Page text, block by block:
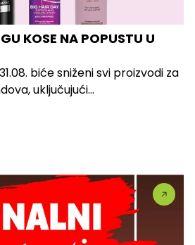
KOSE NA POPUSTU U
biće sniženi svi proizvodi za
uključujući...